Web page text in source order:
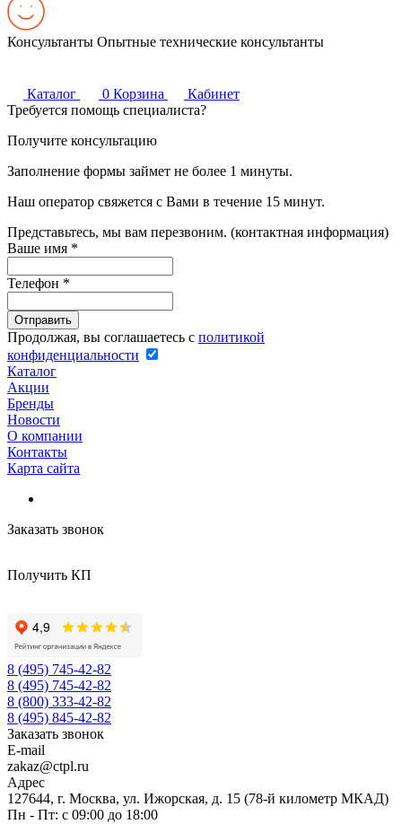
Консультанты Опытные технические консультанты
Каталог 0 Корзина
Кабинет
Требуется помощь специалиста?
Получите консультацию
Заполнение формы займет не более 1 минуты.
Наш оператор свяжется с Вами в течение 15 минут.
Представьтесь, мы вам перезвоним. (контактная информация)
Ваше имя *
Телефон *
Продолжая, вы соглашаетесь с политикой
конфиденциальности
Каталог
Акции
Бренды
Новости
О компании
Контакты
Карта сайта
Заказать звонок
Получить КП
8 (495) 745-42-82
8 (495) 745-42-82
8 (800) 333-42-82
8 (495) 845-42-82
Заказать звонок
E-mail
zakaz@ctpl.ru
Адрес
127644, г. Москва, ул. Ижорская, д. 15 (78-й километр МКАД)
Пн - Пт: с 09:00 до 18:00